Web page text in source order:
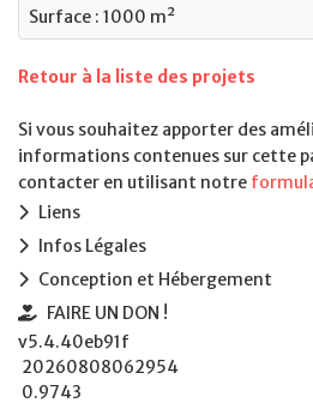
Surface : 1000 m²
Retour à la liste des projets
Si vous souhaitez apporter des
informations contenues sur cette
contacter en utilisant notre
Liens
Infos Légales
Conception et Hébergement
FAIRE UN DON !
v5.4.40eb91f
20260808062954
0.9743